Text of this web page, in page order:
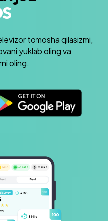
tomosha qilasizmi,
yuklab oling va
oling.